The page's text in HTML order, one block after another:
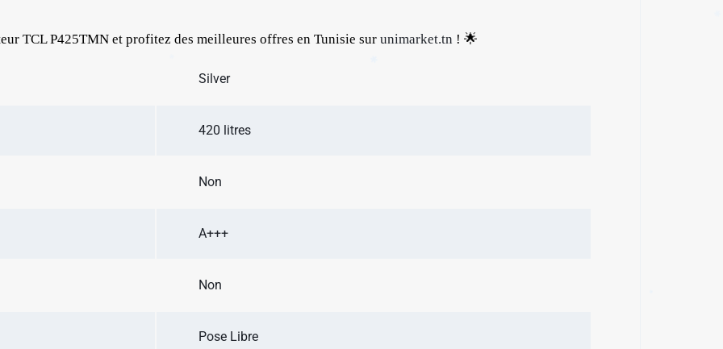
TCL P425TMN et profitez des meilleures offres en Tunisie sur unimarket.tn ! 🌟
Silver
420 litres
Non
A+++
Non
Pose Libre
✱
✱